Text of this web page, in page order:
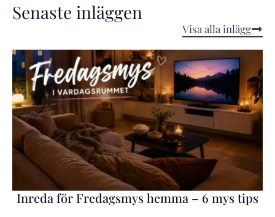
Senaste inläggen
Visa alla inlägg
Inreda för Fredagsmys hemma – 6 mys tips